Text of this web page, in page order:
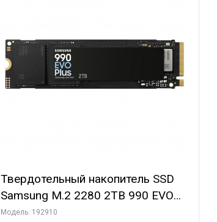
Твердотельный накопитель SSD
Samsung M.2 2280 2TB 990 EVO
PLUS
Модель: 192910